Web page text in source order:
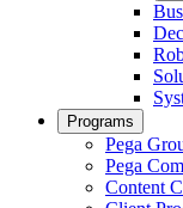
Programs
Pega
Pega
Content